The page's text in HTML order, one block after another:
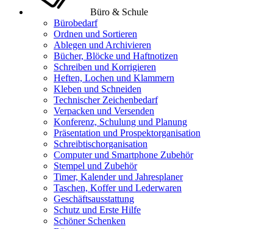
Büro & Schule
Bürobedarf
Ordnen und Sortieren
Ablegen und Archivieren
Bücher, Blöcke und Haftnotizen
Schreiben und Korrigieren
Heften, Lochen und Klammern
Kleben und Schneiden
Technischer Zeichenbedarf
Verpacken und Versenden
Konferenz, Schulung und Planung
Präsentation und Prospektorganisation
Schreibtischorganisation
Computer und Smartphone Zubehör
Stempel und Zubehör
Timer, Kalender und Jahresplaner
Taschen, Koffer und Lederwaren
Geschäftsausstattung
Schutz und Erste Hilfe
Schöner Schenken